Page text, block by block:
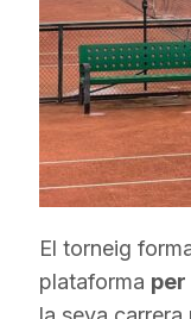
a
g
o
n
El torneig
plataforma per